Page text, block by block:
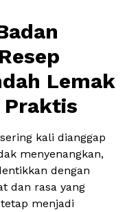
Lemak
Praktis
sering kali dianggap
menyenangkan,
dengan
dan rasa yang
menjadi